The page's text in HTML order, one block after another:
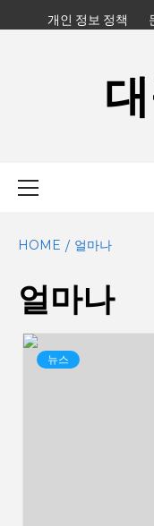
to
개인 정보 정책
HOME 얼마나
얼마나
뉴스